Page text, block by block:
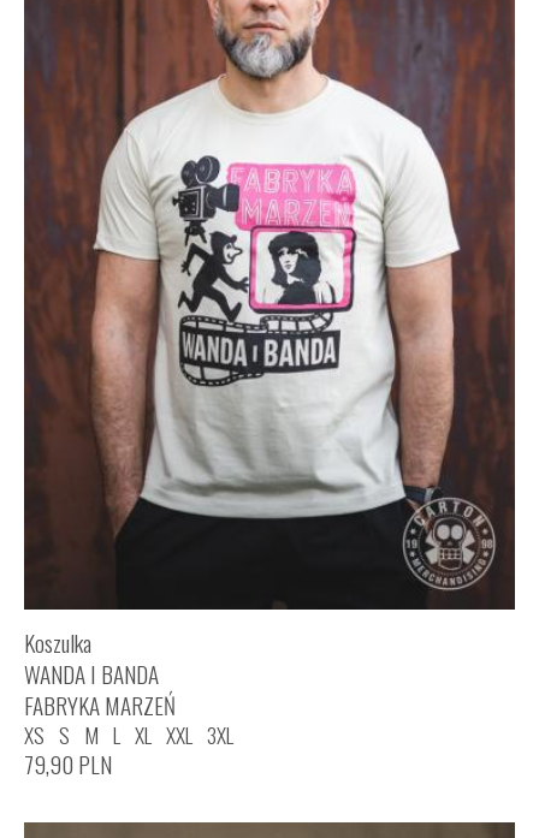
Koszulka
WANDA I BANDA
FABRYKA MARZEŃ
XS S M L XL XXL 3XL
79,90 PLN